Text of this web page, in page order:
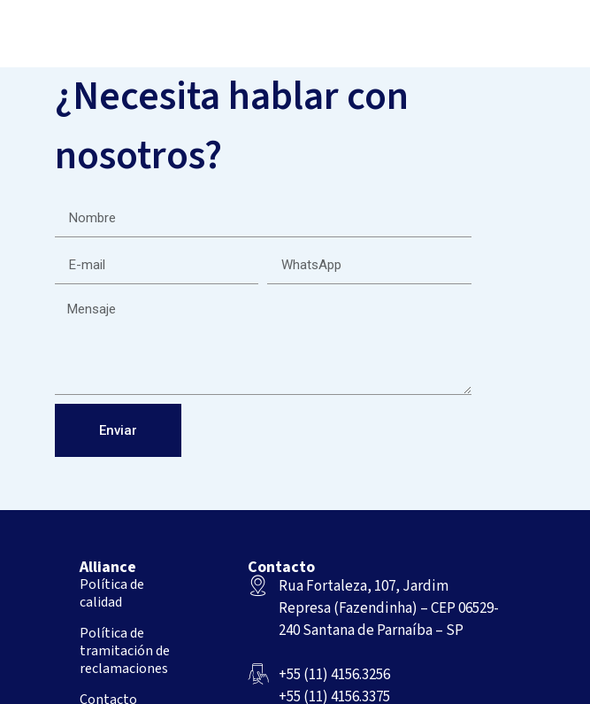
¿Necesita hablar con
nosotros?
Enviar
Alliance
Política de
calidad
Política de
tramitación de
reclamaciones
Contacto
Contacto
Rua Fortaleza, 107, Jardim
Represa (Fazendinha) – CEP 06529-
240 Santana de Parnaíba – SP
+55 (11) 4156.3256
+55 (11) 4156.3375